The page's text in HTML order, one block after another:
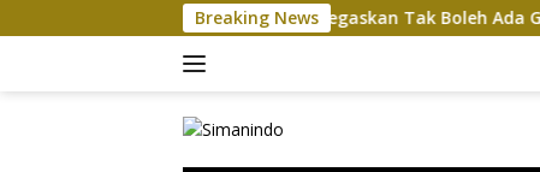
ke
Breaking News
Komut Pertamina Tegaskan Tak Boleh Ada Gangguan